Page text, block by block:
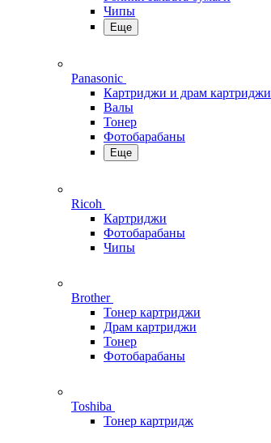
Чипы
Еще
Panasonic
Картриджи и драм картриджи
Валы
Тонер
Фотобарабаны
Еще
Ricoh
Картриджи
Фотобарабаны
Чипы
Brother
Тонер картриджи
Драм картриджи
Тонер
Фотобарабаны
Toshiba
Тонер картридж